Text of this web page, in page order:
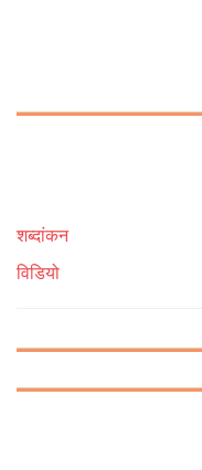
शब्दांकन
विडियो